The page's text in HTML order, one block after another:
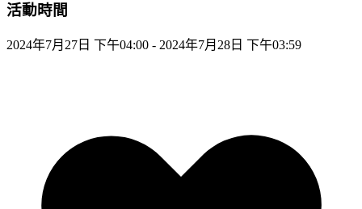
活動時間
2024年7月27日 下午04:00 - 2024年7月28日 下午03:59